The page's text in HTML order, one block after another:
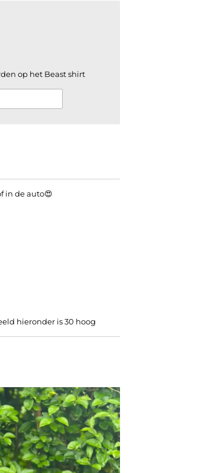
op het Beast shirt
in de auto😍
hieronder is 30 hoog